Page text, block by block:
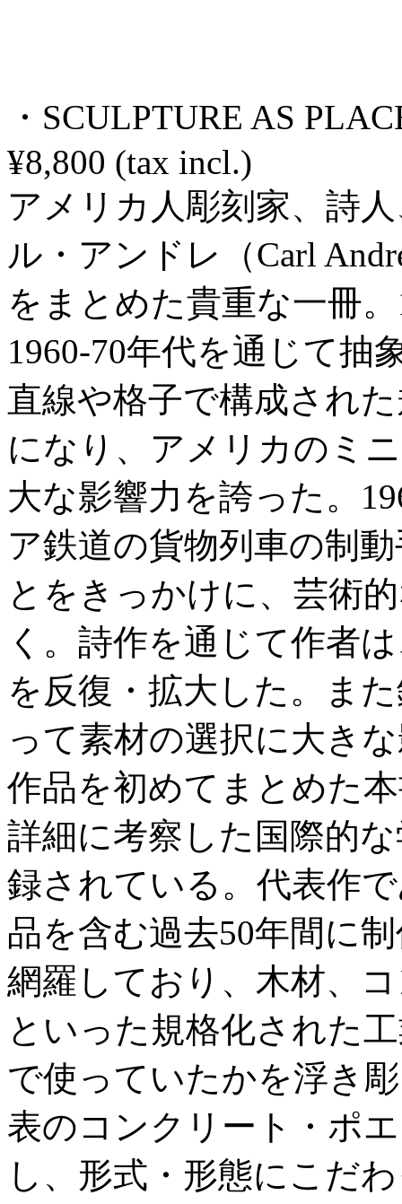
・SCULPTURE AS
¥8,800 (tax incl.)
アメリカ人彫刻家、詩
ル・アンドレ（Carl
をまとめた貴重な一冊
1960-70年代を通じて抽
直線や格子で構成され
になり、アメリカのミ
大な影響力を誇った。
ア鉄道の貨物列車の制
とをきっかけに、芸術
く。詩作を通じて作者
を反復・拡大した。ま
って素材の選択に大き
作品を初めてまとめた
詳細に考察した国際的
録されている。代表作
品を含む過去50年間に
網羅しており、木材、
といった規格化された
で使っていたかを浮き
表のコンクリート・ポ
し、形式・形態にこだ